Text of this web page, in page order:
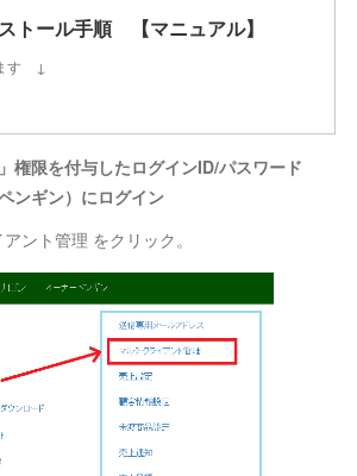
トール手順 【マニュアル】
す ↓
権限を付与したログインID/パスワード
ンギン）にログイン
ント管理 をクリック。